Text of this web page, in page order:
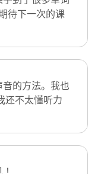
待下一次的课
的方法。我也
还不太懂听力